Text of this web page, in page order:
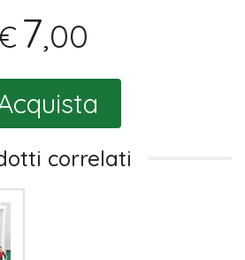
7,00
correlati